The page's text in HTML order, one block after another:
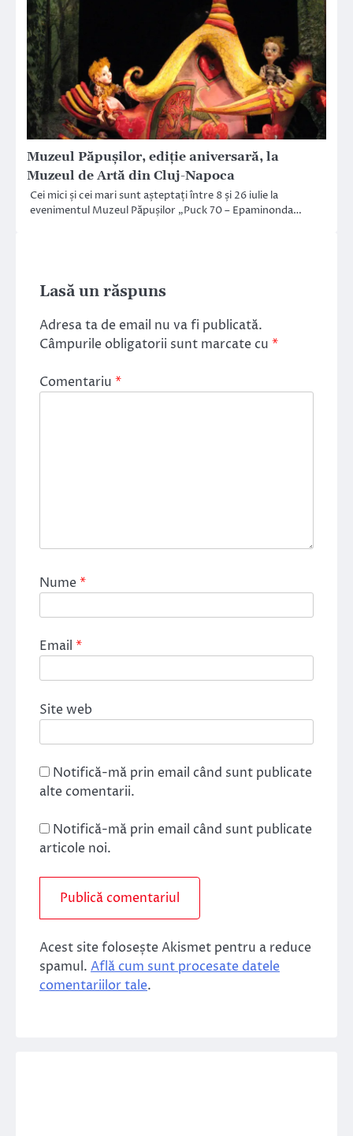
Muzeul Păpușilor, ediție aniversară, la
Muzeul de Artă din Cluj-Napoca
Cei mici și cei mari sunt așteptați între 8 și 26 iulie la
evenimentul Muzeul Păpușilor „Puck 70 – Epaminonda…
Lasă un răspuns
Adresa ta de email nu va fi publicată.
Câmpurile obligatorii sunt marcate cu *
Comentariu *
Nume*
Email *
Site web
Notifică-mă prin email când sunt publicate
alte comentarii.
Notifică-mă prin email când sunt publicate
articole noi.
Acest site folosește Akismet pentru a reduce
spamul. Află cum sunt procesate datele
comentariilor tale.